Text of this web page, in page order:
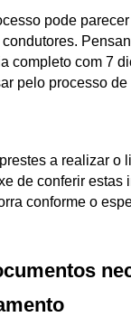
pode
completo com 7
pelo processo
a realizar o
de conferir estas
conforme o